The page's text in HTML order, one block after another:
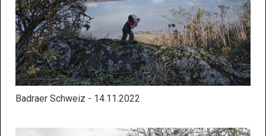
Badraer Schweiz - 14.11.2022